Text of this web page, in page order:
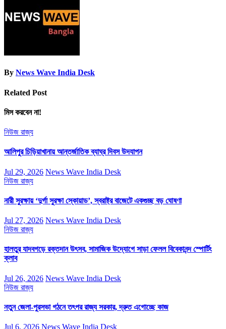
By News Wave India Desk
Related Post
মিস করবেন না!
নিউজ রাজ্য
আলিপুর চিড়িয়াখানায় আন্তর্জাতিক ব্যাঘ্র দিবস উদযাপন
Jul 29, 2026 News Wave India Desk
নিউজ রাজ্য
নারী সুরক্ষায় ‘দুর্গা সুরক্ষা স্কোয়াড’, স্বরাষ্ট্র বাজেটে একগুচ্ছ বড় ঘোষণা
Jul 27, 2026 News Wave India Desk
নিউজ রাজ্য
হালতুর যাদবগড়ে রক্তদান উৎসব, সামাজিক উদ্যোগে সাড়া ফেলল বিবেকানন্দ স্পোর্টিং
ক্লাব
Jul 26, 2026 News Wave India Desk
নিউজ রাজ্য
নতুন জেলা-পুরসভা গঠনে তৎপর রাজ্য সরকার, দ্রুত এগোচ্ছে কাজ
Jul 6, 2026 News Wave India Desk